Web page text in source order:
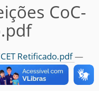
CoC-
Retificado.pdf—